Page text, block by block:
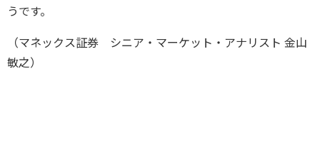
うです。
（マネックス証券 シニア・マーケット・アナリスト 金山
敏之）